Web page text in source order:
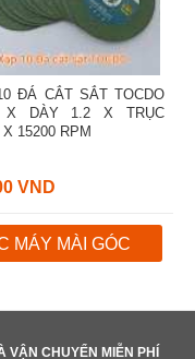
ĐÁ CẮT SẮT TOCDO
X DÀY 1.2 X TRỤC
15200 RPM
VND
MÁY MÀI GÓC
VẬN CHUYỂN MIỄN PHÍ